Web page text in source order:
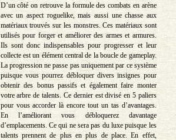
D’un côté on retrouve la formule des combats en arène
avec un aspect roguelike, mais aussi une chasse aux
matériaux trouvés sur les monstres. Ces matériaux sont
utilisés pour forger et améliorer des armes et armures.
Ils sont donc indispensables pour progresser et leur
collecte est un élément central de la boucle de gameplay.
La progression ne passe pas uniquement par ce système
puisque vous pourrez débloquer divers insignes pour
obtenir des bonus passifs et également faire monter
votre arbre de talents. Ce dernier est divisé en 5 paliers
pour vous accorder là encore tout un tas d’avantages.
En l’améliorant vous débloquerez davantage
d’emplacements. Ce qui ne sera pas du luxe puisque les
talents prennent de plus en plus de place. En effet,